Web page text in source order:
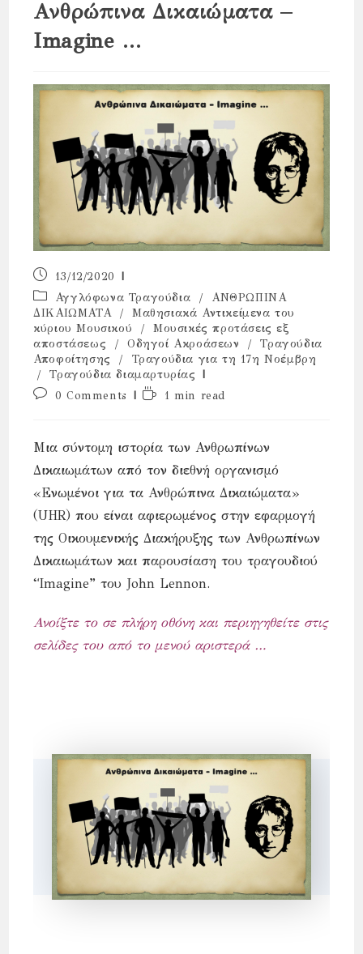
Ανθρώπινα Δικαιώματα –
Imagine …
Post
published:
13/12/2020
Post
category:
Αγγλόφωνα Τραγούδια /
ΑΝΘΡΩΠΙΝΑ
ΔΙΚΑΙΩΜΑΤΑ
/
Μαθησιακά Αντικείμενα του
κύριου Μουσικού
/
Μουσικές προτάσεις εξ
αποστάσεως
/ Οδηγοί Ακροάσεων /
Τραγούδια
Αποφοίτησης
/
Τραγούδια για τη 17η Νοέμβρη
/
Τραγούδια διαμαρτυρίας
Post0 Comments
Reading1 min read
Μια σύντομη ιστορία των Ανθρωπίνων
Δικαιωμάτων από τον διεθνή οργανισμό
«Ενωµένοι για τα Ανθρώπινα Δικαιώµατα»
(UHR) που είναι αφιερωμένος στην εφαρμογή
της Οικουμενικής Διακήρυξης των Ανθρωπίνων
Δικαιωμάτων και παρουσίαση του τραγουδιού
“Imagine” του John Lennon.
Ανοίξτε το σε πλήρη οθόνη και περιηγηθείτε στις
σελίδες του από το μενού αριστερά …